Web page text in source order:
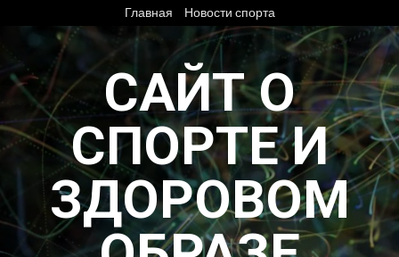
содержимому
Главная Новости спорта
САЙТ О
СПОРТЕ И
ЗДОРОВОМ